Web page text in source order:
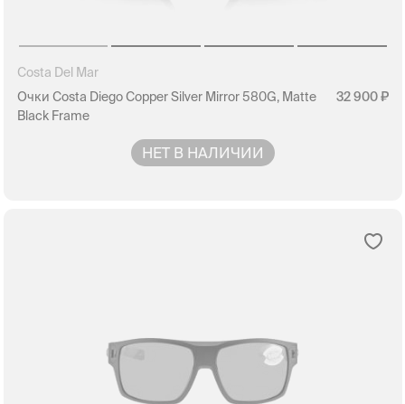
Costa Del Mar
Очки Costa Diego Copper Silver Mirror 580G, Matte
Black Frame
32 900
НЕТ В НАЛИЧИИ